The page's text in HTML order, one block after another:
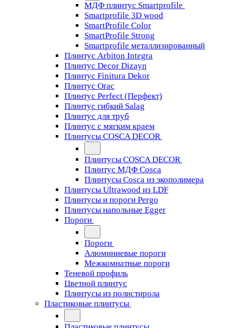
МДФ плинтус Smartprofile
Smartprofile 3D wood
SmartProfile Color
SmartProfile Strong
Smartprofile металлизированный
Плинтус Arbiton Integra
Плинтус Decor Dizayn
Плинтус Finitura Dekor
Плинтус Orac
Плинтус Perfect (Перфект)
Плинтус гибкий Salag
Плинтус для труб
Плинтус с мягким краем
Плинтусы COSCA DECOR
Плинтусы COSCA DECOR
Плинтус МДФ Cosca
Плинтусы Cosca из экополимера
Плинтусы Ultrawood из LDF
Плинтусы и пороги Pergo
Плинтусы напольные Egger
Пороги
Пороги
Алюминиевые пороги
Межкомнатные пороги
Теневой профиль
Цветной плинтус
Плинтусы из полистирола
Пластиковые плинтусы